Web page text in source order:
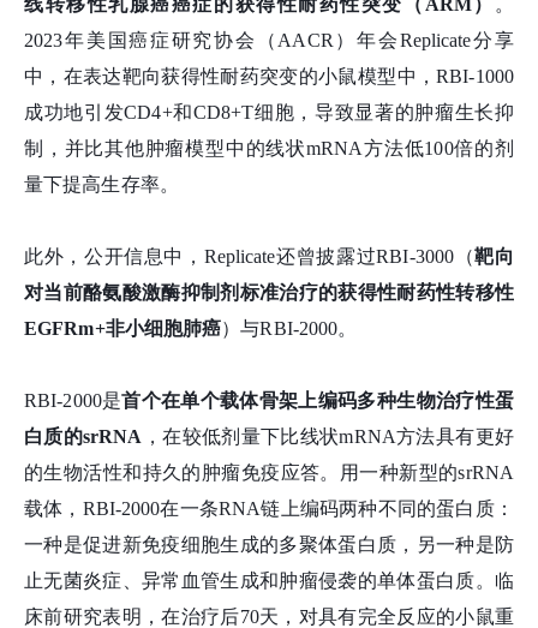
2023年美国癌症研究协会（AACR）年会Replicate分享
中，在表达靶向获得性耐药突变的小鼠模型中，RBI-1000
成功地引发CD4+和CD8+T细胞，导致显著的肿瘤生长抑
制，并比其他肿瘤模型中的线状mRNA方法低100倍的剂
量下提高生存率。
此外，公开信息中，Replicate还曾披露过RBI-3000（靶向
对当前酪氨酸激酶抑制剂标准治疗的获得性耐药性转移性
EGFRm+非小细胞肺癌）与RBI-2000。
RBI-2000是首个在单个载体骨架上编码多种生物治疗性蛋
白质的srRNA ，在较低剂量下比线状mRNA方法具有更好
的生物活性和持久的肿瘤免疫应答。用一种新型的srRNA
载体，RBI-2000在一条RNA链上编码两种不同的蛋白质：
一种是促进新免疫细胞生成的多聚体蛋白质，另一种是防
止无菌炎症、异常血管生成和肿瘤侵袭的单体蛋白质。临
床前研究表明，在治疗后70天，对具有完全反应的小鼠重